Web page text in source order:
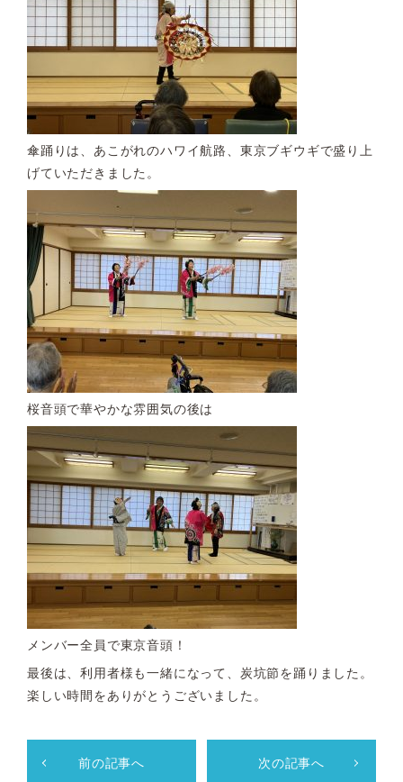
傘踊りは、あこがれのハワイ航路、東京ブギウギで盛り上
げていただきました。
桜音頭で華やかな雰囲気の後は
メンバー全員で東京音頭！
最後は、利用者様も一緒になって、炭坑節を踊りました。
楽しい時間をありがとうございました。
前の記事へ 次の記事へ